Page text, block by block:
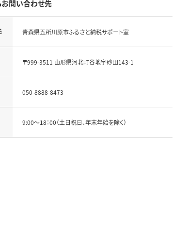
問い合わせ先
青森県五所川原市ふるさと納税サポート室
〒999-3511 山形県河北町谷地字砂田143-1
050-8888-8473
9:00～18：00（土日祝日、年末年始を除く）